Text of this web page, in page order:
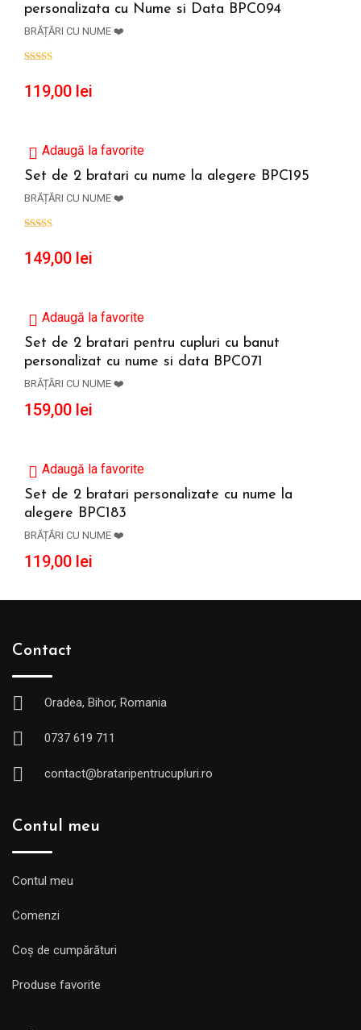
personalizata cu Nume si Data BPC094
BRĂȚĂRI CU NUME ❤️
119,00 lei
Adaugă la favorite
Set de 2 bratari cu nume la alegere BPC195
BRĂȚĂRI CU NUME ❤️
149,00 lei
Adaugă la favorite
Set de 2 bratari pentru cupluri cu banut
personalizat cu nume si data BPC071
BRĂȚĂRI CU NUME ❤️
159,00 lei
Adaugă la favorite
Set de 2 bratari personalizate cu nume la
alegere BPC183
BRĂȚĂRI CU NUME ❤️
119,00 lei
Contact
Oradea, Bihor, Romania
0737 619 711
contact@brataripentrucupluri.ro
Contul meu
Contul meu
Comenzi
Coș de cumpărături
Produse favorite